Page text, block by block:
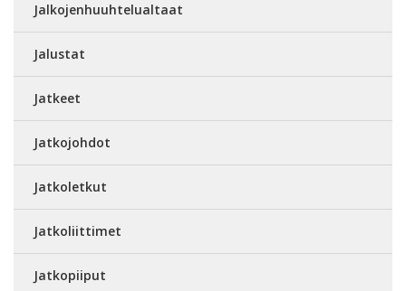
Jalkojenhuuhtelualtaat
Jalustat
Jatkeet
Jatkojohdot
Jatkoletkut
Jatkoliittimet
Jatkopiiput